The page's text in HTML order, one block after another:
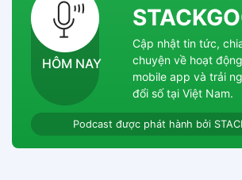
HÔM NAY
Cập nhật tin tức,
chuyện về hoạt
mobile app và trải
đổi số tại Việt Nam.
Podcast được phát hành bởi